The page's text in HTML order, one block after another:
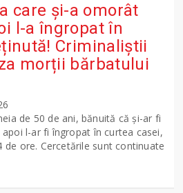
care și-a omorât
l-a îngropat în
Criminaliștii
morții bărbatului
de 50 de ani, bănuită că și-ar fi
l-ar fi îngropat în curtea casei,
ore. Cercetările sunt continuate